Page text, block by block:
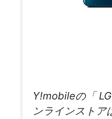
Y!mobileの「
ンラインストア